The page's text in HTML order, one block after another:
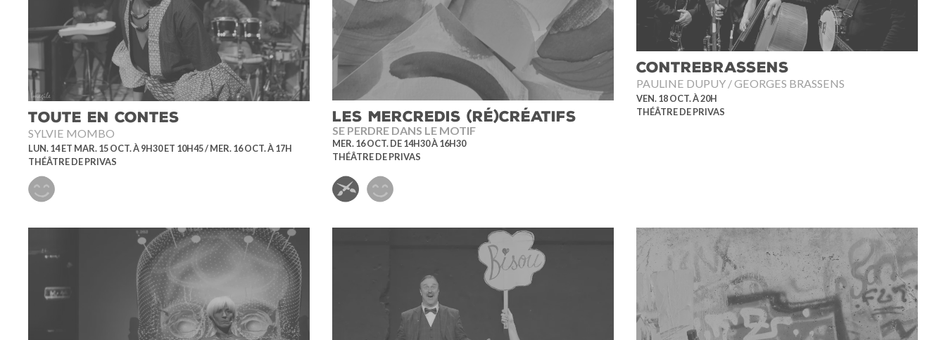
TOUTE EN CONTES
SYLVIE MOMBO
LUN. 14 ET MAR. 15 OCT. À 9H30 ET 10H45 / MER. 16 OCT. À 17H
THÉÂTRE DE PRIVAS
LES MERCREDIS (RÉ)CRÉATIFS
SE PERDRE DANS LE MOTIF
MER. 16 OCT. DE 14H30 À 16H30
THÉÂTRE DE PRIVAS
CONTREBRASSENS
PAULINE DUPUY / GEORGES BRASSENS
VEN. 18 OCT. À 20H
THÉÂTRE DE PRIVAS